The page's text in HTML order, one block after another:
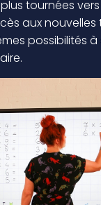
tournées vers
aux
possibilités